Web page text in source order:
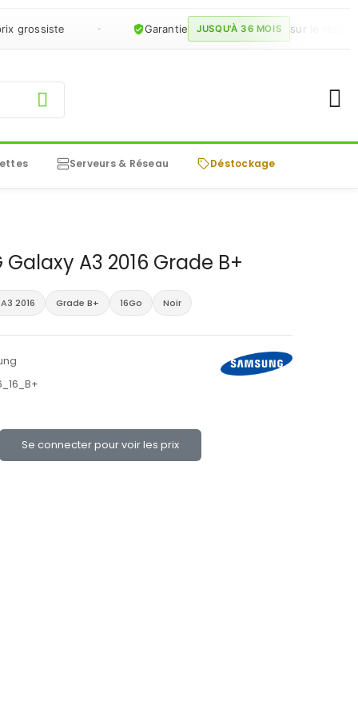
Garantie JUSQU'À 36 MOIS sur le
Serveurs & Réseau Déstockage
Galaxy A3 2016 Grade B+
2016 Grade B+ 16Go Noir
Se connecter pour voir les prix